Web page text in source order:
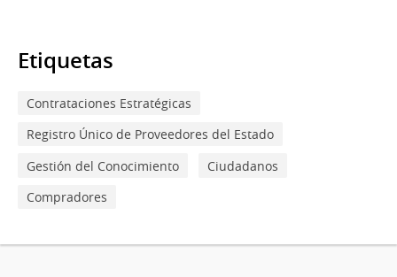
Etiquetas
Contrataciones Estratégicas
Registro Único de Proveedores del Estado
Gestión del Conocimiento
Ciudadanos
Compradores